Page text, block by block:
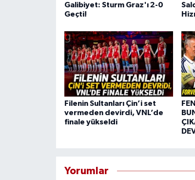
Galibiyet: Sturm Graz'ı 2-0
Geçti!
Filenin Sultanları Çin’i set
vermeden devirdi, VNL’de
finale yükseldi
Yorumlar